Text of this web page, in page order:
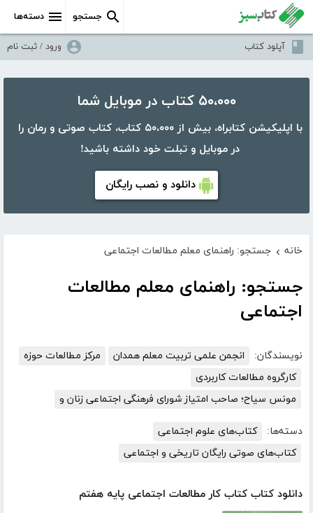
دسته‌ها جستجو
آپلود کتاب ورود / ثبت نام
۵۰،۰۰۰ کتاب در موبایل شما
با اپلیکیشن کتابراه، بیش از ۵۰،۰۰۰ کتاب، کتاب صوتی و رمان را
در موبایل و تبلت خود داشته باشید!
دانلود و نصب رایگان
خانه › جستجو: راهنمای معلم مطالعات اجتماعی
جستجو: راهنمای معلم مطالعات
اجتماعی
نویسندگان: انجمن علمی تربیت معلم همدان
مرکز مطالعات حوزه
کارگروه مطالعات کاربردی
مونس سیاح؛ صاحب امتیاز شورای فرهنگی اجتماعی زنان و
دسته‌ها:
کتاب‌های علوم اجتماعی
کتاب‌های صوتی رایگان تاریخی و اجتماعی
دانلود کتاب کتاب کار مطالعات اجتماعی پایه هفتم